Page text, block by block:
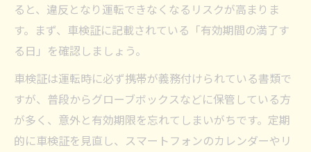
ると、違反となり運転できなくなるリスクが高まりま
す。まず、車検証に記載されている「有効期間の満了す
る日」を確認しましょう。
車検証は運転時に必ず携帯が義務付けられている書類で
すが、普段からグローブボックスなどに保管している方
が多く、意外と有効期限を忘れてしまいがちです。定期
的に車検証を見直し、スマートフォンのカレンダーやリ